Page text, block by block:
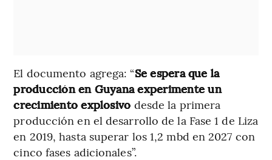
El documento agrega: “Se espera que la
producción en Guyana experimente un
crecimiento explosivo desde la primera
producción en el desarrollo de la Fase 1 de Liza
en 2019, hasta superar los 1,2 mbd en 2027 con
cinco fases adicionales”.